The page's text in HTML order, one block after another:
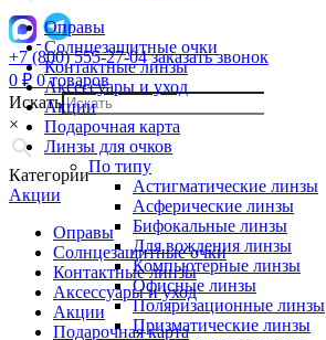
+7 (800) 555-27-04 заказать звонок
0 ₽ 0 товаров
Искать
×
Категории
Акции
Оправы
Солнцезащитные очки
Контактные линзы
Аксессуары и уход
Акции
Подарочная карта
Оправы
Солнцезащитные очки
Контактные линзы
Аксессуары и уход
Акции
Подарочная карта
Линзы для очков
По типу
Астигматические линзы
Асферические линзы
Бифокальные линзы
Для вождения линзы
Компьютерные линзы
Офисные линзы
Поляризационные линзы
Призматические линзы